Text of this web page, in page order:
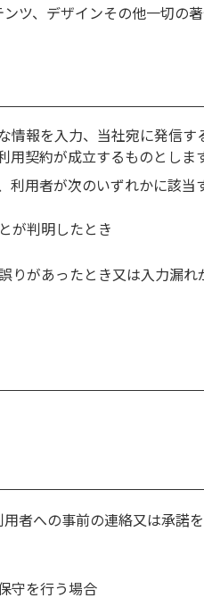
ツ、デザインその他一切の
情報を入力、当社宛に発信
契約が成立するものとします
用者が次のいずれかに該当
が判明したとき
誤りがあったとき又は入力
者への事前の連絡又は承諾
守を行う場合